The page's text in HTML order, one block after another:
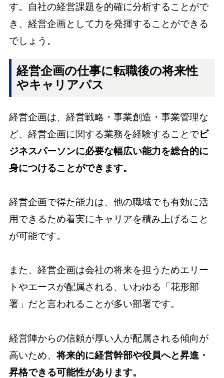
す。自社の経営課題を的確に分析することがで
き、経営企画として力を発揮することができる
でしょう。
経営企画の仕事に転職後の将来性
やキャリアパス
経営企画は、経営戦略・事業創造・事業管理な
ど、経営企画に関する業務を経験することでビ
ジネスパーソンに必要な幅広い能力を総合的に
身につけることができます。
経営企画で得た能力は、他の職域でも有効に活
用できるため着実にキャリアを積み上げること
が可能です。
また、経営企画は会社の将来を担うためエリー
トやエースが配属される、いわゆる「花形部
署」だと言われることが多い部署です。
経営陣からの信頼が厚い人が配属される傾向が
高いため、将来的に経営幹部や役員へと昇進・
昇格できる可能性があります。